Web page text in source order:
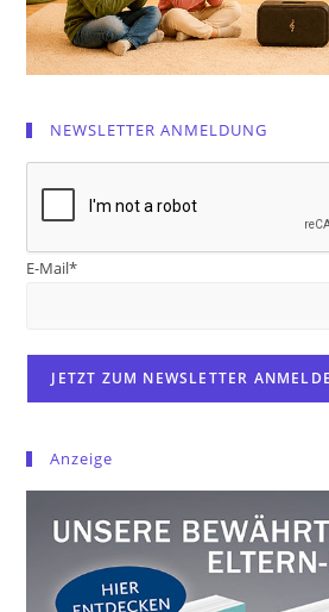
NEWSLETTER ANMELDUNG
E-Mail*
Anzeige